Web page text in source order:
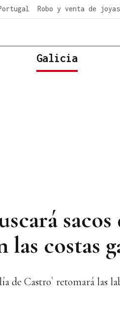
Robo y venta de joyas
Galicia
costas
de Castro` retomará las